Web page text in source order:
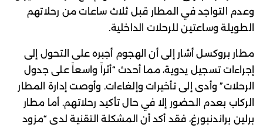
وعدم التواجد في المطار قبل ثلاث ساعات من رحلاتهم
الطويلة وساعتين للرحلات الداخلية.
مطار بروكسل أشار إلى أن الهجوم أجبره على التحول إلى
إجراءات تسجيل يدوية، مما أحدث “أثراً واسعاً على جدول
الرحلات” وأدى إلى تأخيرات وإلغاءات. وأوصت إدارة المطار
الركاب بعدم الحضور إلا في حال تأكيد رحلاتهم. أما مطار
برلين براندنبورغ، فقد أكد أن المشكلة التقنية لدى “مزود